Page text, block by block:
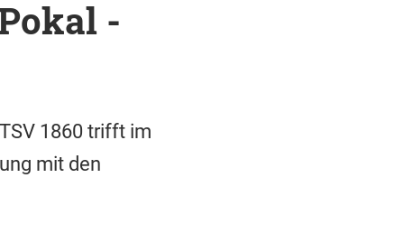
-
1860 trifft im
mit den